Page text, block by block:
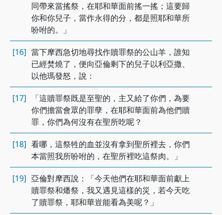
同帶來當搖祭，在耶和華面前搖一搖；這要歸
你和你兒子，當作永得的分，都是照耶和華所
吩咐的。」
[16] 當下摩西急切地尋找作贖罪祭的公山羊，誰知
已經焚燒了，便向亞倫剩下的兒子以利亞撒、
以他瑪發怒，說：
[17]
「這贖罪祭既是至聖的，主又給了你們，為要
你們擔當會眾的罪孽，在耶和華面前為他們贖
罪，你們為何沒有在聖所吃呢？
[18] 看哪，這祭牲的血並沒有拿到聖所裡去，你們
本當照我所吩咐的，在聖所裡吃這祭肉。」
[19] 亞倫對摩西說：「今天他們在耶和華面前獻上
贖罪祭和燔祭，我又遇見這樣的災，若今天吃
了贖罪祭，耶和華豈能看為美呢？」